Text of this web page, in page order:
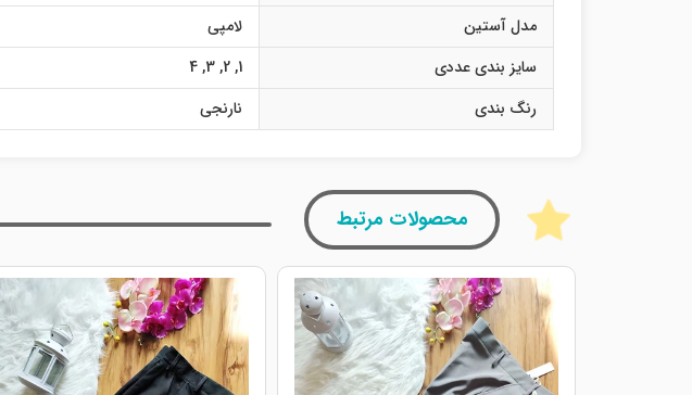
مدل آستین
لامپی
سایز بندی عددی
1
,
2
,
3
,
4
رنگ بندی
نارنجی
محصولات مرتبط